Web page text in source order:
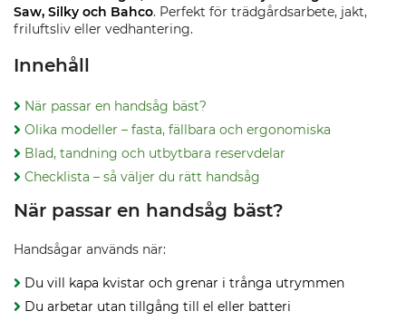
Saw, Silky och Bahco. Perfekt för trädgårdsarbete, jakt,
friluftsliv eller vedhantering.
Innehåll
När passar en handsåg bäst?
Olika modeller – fasta, fällbara och ergonomiska
Blad, tandning och utbytbara reservdelar
Checklista – så väljer du rätt handsåg
När passar en handsåg bäst?
Handsågar används när:
Du vill kapa kvistar och grenar i trånga utrymmen
Du arbetar utan tillgång till el eller batteri